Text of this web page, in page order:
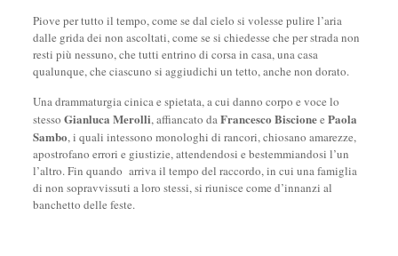
Piove per tutto il tempo, come se dal cielo si volesse pulire l’aria
dalle grida dei non ascoltati, come se si chiedesse che per strada non
resti più nessuno, che tutti entrino di corsa in casa, una casa
qualunque, che ciascuno si aggiudichi un tetto, anche non dorato.
Una drammaturgia cinica e spietata, a cui danno corpo e voce lo
stesso Gianluca Merolli, affiancato daFrancesco Biscionee Paola
Sambo, i quali intessono monologhi di rancori, chiosano amarezze,
apostrofano errori e giustizie, attendendosi e bestemmiandosi l’un
l’altro. Fin quando arriva il tempo del raccordo, in cui una famiglia
di non sopravvissuti a loro stessi, si riunisce come d’innanzi al
banchetto delle feste.